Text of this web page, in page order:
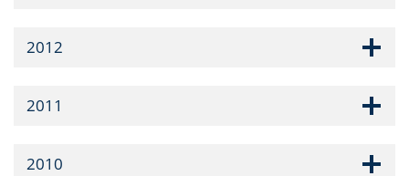
2012
2011
2010